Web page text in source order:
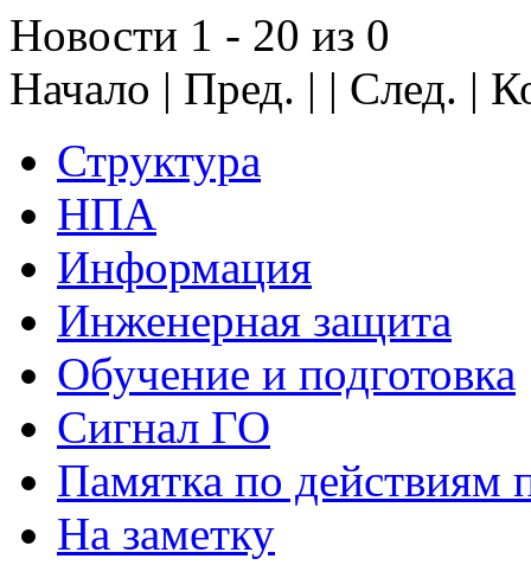
Новости 1 - 20 из 0
Начало | Пред. | | След. |
Структура
НПА
Информация
Инженерная защита
Обучение и подготовка
Сигнал ГО
Памятка по действиям
На заметку